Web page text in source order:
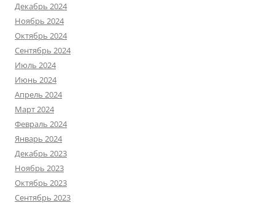
Декабрь 2024
Ноябрь 2024
Октябрь 2024
Сентябрь 2024
Июль 2024
Июнь 2024
Апрель 2024
Март 2024
Февраль 2024
Январь 2024
Декабрь 2023
Ноябрь 2023
Октябрь 2023
Сентябрь 2023